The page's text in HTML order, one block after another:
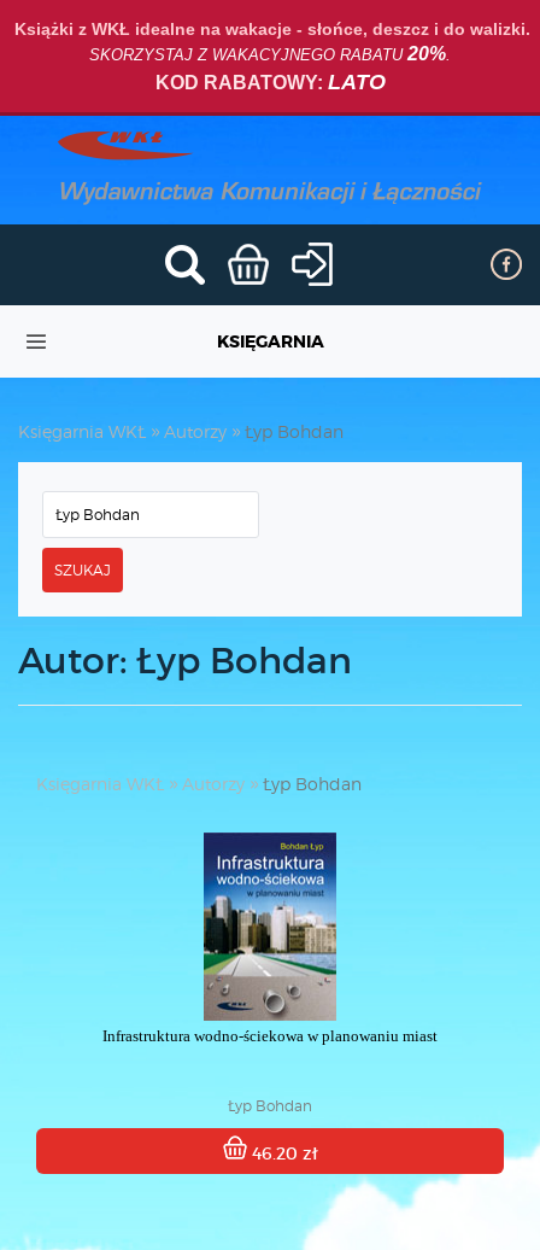
Książki z WKŁ idealne na wakacje - słońce, deszcz i do walizki.
SKORZYSTAJ Z WAKACYJNEGO RABATU20%.
KOD RABATOWY: LATO
KSIĘGARNIA
Księgarnia WKŁ Autorzy Łyp Bohdan
SZUKAJ
Autor: Łyp Bohdan
Księgarnia WKŁ Autorzy Łyp Bohdan
Infrastruktura wodno-ściekowa w planowaniu miast
Łyp Bohdan
46.20 zł